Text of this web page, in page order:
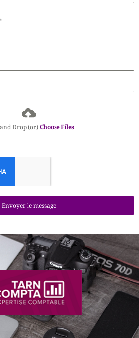
Drop (or)Choose Files
Envoyer le message